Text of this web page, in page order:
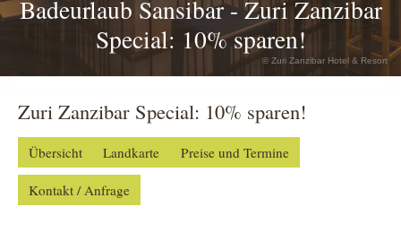
Badeurlaub Sansibar - Zuri Zanzibar
Special: 10% sparen!
© Zuri Zanzibar Hotel & Resort
Zuri Zanzibar Special: 10% sparen!
Übersicht Landkarte Preise und Termine
Kontakt / Anfrage